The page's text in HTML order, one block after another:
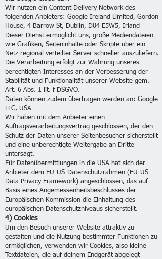
Wir nutzen ein Content Delivery Network des
folgenden Anbieters: Google Ireland Limited, Gordon
House, 4 Barrow St, Dublin, D04 E5W5, Irland
Dieser Dienst ermöglicht uns, große Mediendateien
wie Grafiken, Seiteninhalte oder Skripte über ein
Netz regional verteilter Server schneller auszuliefern.
Die Verarbeitung erfolgt zur Wahrung unseres
berechtigten Interesses an der Verbesserung der
Stabilität und Funktionalität unserer Website gem.
Art. 6 Abs. 1 lit. f DSGVO.
Daten können zudem übertragen werden an: Google
LLC, USA
Wir haben mit dem Anbieter einen
Auftragsverarbeitungsvertrag geschlossen, der den
Schutz der Daten unserer Seitenbesucher sicherstellt
und eine unberechtigte Weitergabe an Dritte
untersagt.
Für Datenübermittlungen in die USA hat sich der
Anbieter dem EU-US-Datenschutzrahmen (EU-US
Data Privacy Framework) angeschlossen, das auf
Basis eines Angemessenheitsbeschlusses der
Europäischen Kommission die Einhaltung des
europäischen Datenschutzniveaus sicherstellt.
4) Cookies
Um den Besuch unserer Website attraktiv zu
gestalten und die Nutzung bestimmter Funktionen zu
ermöglichen, verwenden wir Cookies, also kleine
Textdateien, die auf deinem Endgerät abgelegt